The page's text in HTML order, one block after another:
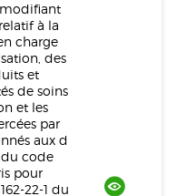
à la
charge
des
et
de soins
et les
par
aux d
du code
pour
22-1 du